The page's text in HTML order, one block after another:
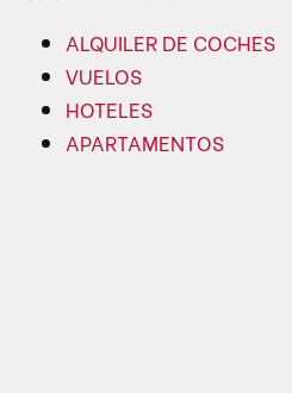
ALQUILER DE COCHES
VUELOS
HOTELES
APARTAMENTOS